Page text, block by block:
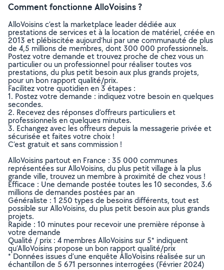
Comment fonctionne AlloVoisins ?
AlloVoisins c’est la marketplace leader dédiée aux
prestations de services et à la location de matériel, créée en
2013 et plébiscitée aujourd’hui par une communauté de plus
de 4,5 millions de membres, dont 300 000 professionnels.
Postez votre demande et trouvez proche de chez vous un
particulier ou un professionnel pour réaliser toutes vos
prestations, du plus petit besoin aux plus grands projets,
pour un bon rapport qualité/prix.
Facilitez votre quotidien en 3 étapes :
1. Postez votre demande : indiquez votre besoin en quelques
secondes.
2. Recevez des réponses d’offreurs particuliers et
professionnels en quelques minutes.
3. Echangez avec les offreurs depuis la messagerie privée et
sécurisée et faites votre choix !
C’est gratuit et sans commission !
AlloVoisins partout en France : 35 000 communes
représentées sur AlloVoisins, du plus petit village à la plus
grande ville, trouvez un membre à proximité de chez vous !
Efficace : Une demande postée toutes les 10 secondes, 3.6
millions de demandes postées par an
Généraliste : 1 250 types de besoins différents, tout est
possible sur AlloVoisins, du plus petit besoin aux plus grands
projets.
Rapide : 10 minutes pour recevoir une première réponse à
votre demande
Qualité / prix : 4 membres AlloVoisins sur 5* indiquent
qu’AlloVoisins propose un bon rapport qualité/prix
* Données issues d’une enquête AlloVoisins réalisée sur un
échantillon de 5 671 personnes interrogées (Février 2024)